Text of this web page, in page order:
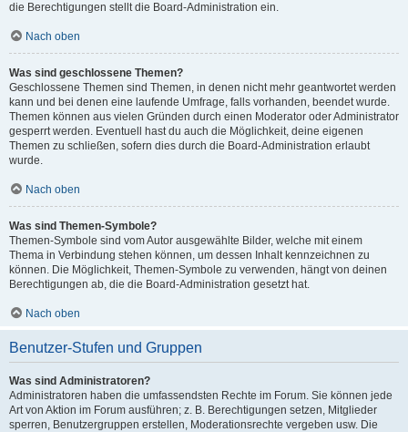
die Berechtigungen stellt die Board-Administration ein.
Nach oben
Was sind geschlossene Themen?
Geschlossene Themen sind Themen, in denen nicht mehr geantwortet werden
kann und bei denen eine laufende Umfrage, falls vorhanden, beendet wurde.
Themen können aus vielen Gründen durch einen Moderator oder Administrator
gesperrt werden. Eventuell hast du auch die Möglichkeit, deine eigenen
Themen zu schließen, sofern dies durch die Board-Administration erlaubt
wurde.
Nach oben
Was sind Themen-Symbole?
Themen-Symbole sind vom Autor ausgewählte Bilder, welche mit einem
Thema in Verbindung stehen können, um dessen Inhalt kennzeichnen zu
können. Die Möglichkeit, Themen-Symbole zu verwenden, hängt von deinen
Berechtigungen ab, die die Board-Administration gesetzt hat.
Nach oben
Benutzer-Stufen und Gruppen
Was sind Administratoren?
Administratoren haben die umfassendsten Rechte im Forum. Sie können jede
Art von Aktion im Forum ausführen; z. B. Berechtigungen setzen, Mitglieder
sperren, Benutzergruppen erstellen, Moderationsrechte vergeben usw. Die